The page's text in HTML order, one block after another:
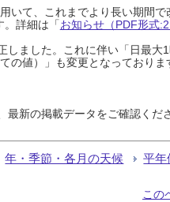
いて、これまでより長い期間で
。詳細は「お知らせ（PDF形式
しました。これに伴い「日最大
の値）」も変更となっており
新の掲載データをご確認くだ
年・季節・各月の天候 平年
この